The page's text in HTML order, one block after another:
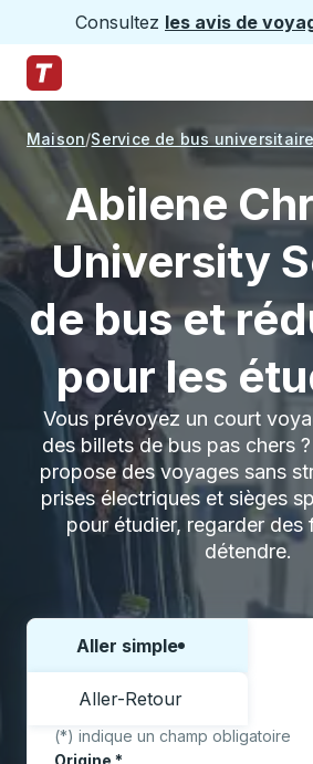
Consultez les avis de
Page d'accueil des sentiers
Maison Service de bus universitaire
Abilene
University
de bus et
pour les
Vous prévoyez un court
des billets de bus pas chers
propose des voyages sans
prises électriques et sièges
pour étudier, regarder des
détendre.
Choisissez un sens ou un aller-
Aller simple
Aller-Retour
(*) indique un champ obligatoire
Origine *